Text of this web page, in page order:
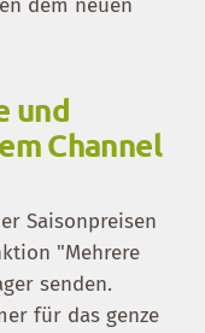
dem neuen
und
Channel
Saisonpreisen
"Mehrere
senden.
für das genze